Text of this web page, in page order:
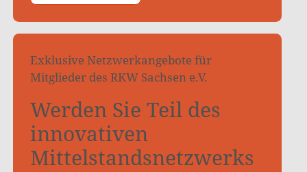
Exklusive Netzwerkangebote für
Mitglieder des RKW Sachsen e.V.
Werden Sie Teil des
innovativen
Mittelstandsnetzwerks